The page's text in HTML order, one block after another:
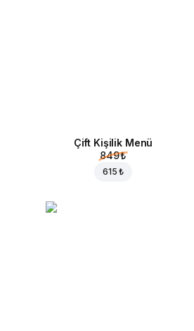
Çift Kişilik Menü
849 ₺
615 ₺